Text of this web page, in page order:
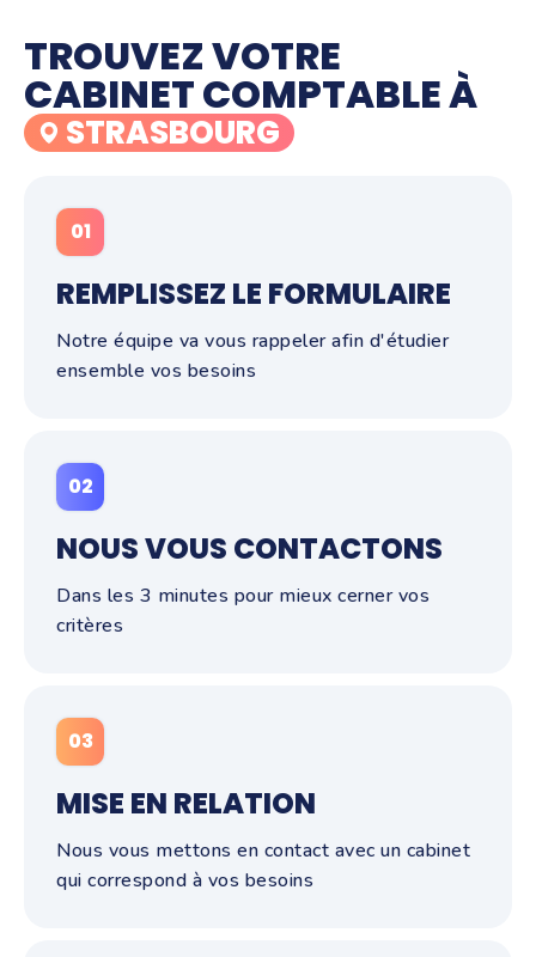
TROUVEZ VOTRE
CABINET COMPTABLE À
STRASBOURG
01
REMPLISSEZ LE FORMULAIRE
Notre équipe va vous rappeler afin d'étudier
ensemble vos besoins
02
NOUS VOUS CONTACTONS
Dans les 3 minutes pour mieux cerner vos
critères
03
MISE EN RELATION
Nous vous mettons en contact avec un cabinet
qui correspond à vos besoins